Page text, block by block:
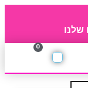
שלנו
0